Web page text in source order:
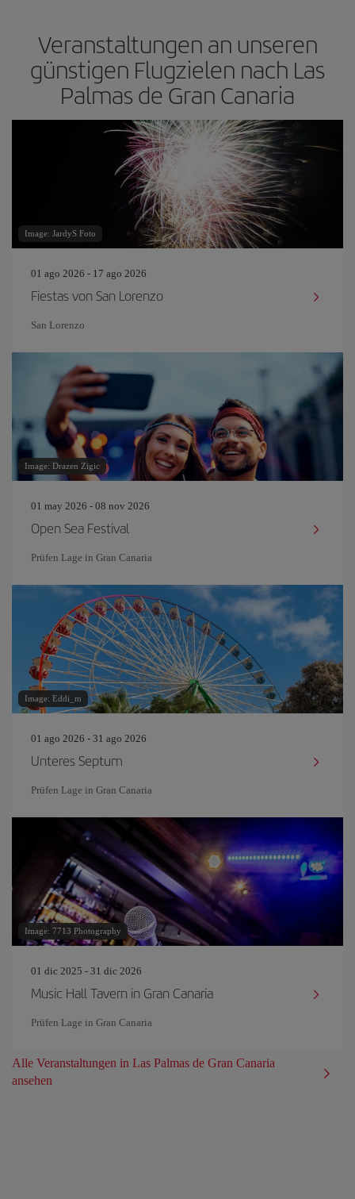
Veranstaltungen an unseren
günstigen Flugzielen nach Las
Palmas de Gran Canaria
Image: JardyS Foto
01 ago 2026 - 17 ago 2026
Fiestas von San Lorenzo
San Lorenzo
Image: Drazen Zigic
01 may 2026 - 08 nov 2026
Open Sea Festival
Prüfen Lage in Gran Canaria
Image: Eddi_m
01 ago 2026 - 31 ago 2026
Unteres Septum
Prüfen Lage in Gran Canaria
Image: 7713 Photography
01 dic 2025 - 31 dic 2026
Music Hall Tavern in Gran Canaria
Prüfen Lage in Gran Canaria
Alle Veranstaltungen in Las Palmas de Gran Canaria
ansehen